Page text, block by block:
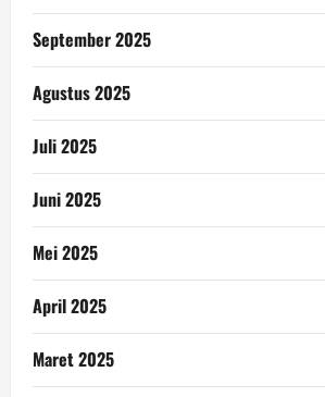
September 2025
Agustus 2025
Juli 2025
Juni 2025
Mei 2025
April 2025
Maret 2025